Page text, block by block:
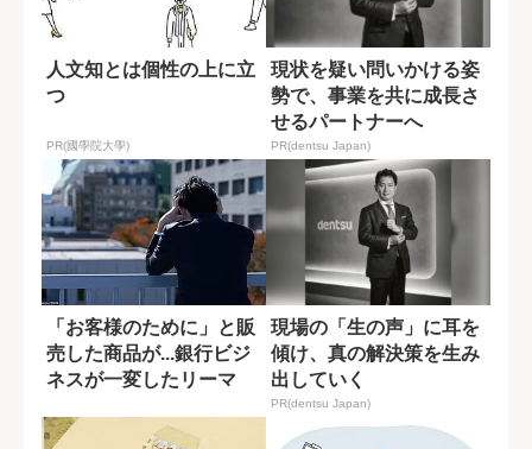
人文知とは個性の上に立
つ
PR(國學院大學)
現状を疑い問いかける姿
勢で、事業を共に成長さ
せるパートナーへ
PR(dentsu Japan)
「お客様のために」と販
売した商品が...銀行ビジ
ネスが一変したリーマ
現場の「生の声」に耳を
傾け、真の解決策を生み
出していく
PR(dentsu Japan)